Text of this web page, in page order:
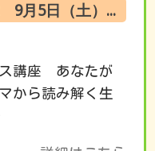
家族会だより No.72 9月5日（土） オンライン試聴のお知らせ
ス講座 あなたが
から読み解く生